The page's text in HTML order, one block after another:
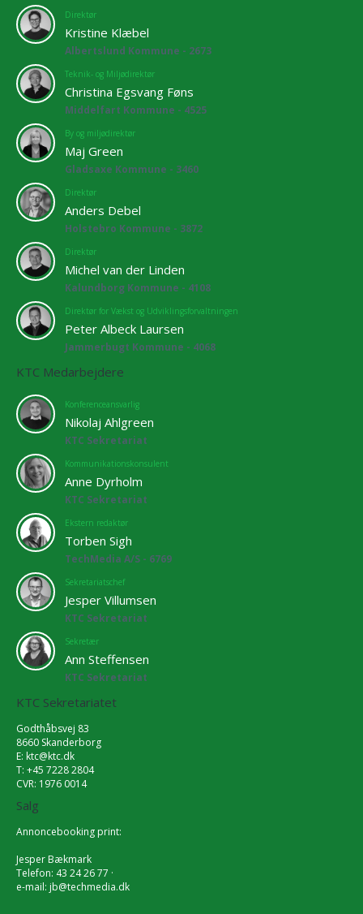
Direktør
Kristine Klæbel
Albertslund Kommune - 2673
Teknik- og Miljødirektør
Christina Egsvang Føns
Middelfart Kommune - 4525
By og miljødirektør
Maj Green
Gladsaxe Kommune - 3460
Direktør
Anders Debel
Holstebro Kommune - 3872
Direktør
Michel van der Linden
Kalundborg Kommune - 4108
Direktør for Vækst og Udviklingsforvaltningen
Peter Albeck Laursen
Jammerbugt Kommune - 4068
KTC Medarbejdere
Konferenceansvarlig
Nikolaj Ahlgreen
KTC Sekretariat
Kommunikationskonsulent
Anne Dyrholm
KTC Sekretariat
Ekstern redaktør
Torben Sigh
TechMedia A/S - 6769
Sekretariatschef
Jesper Villumsen
KTC Sekretariat
Sekretær
Ann Steffensen
KTC Sekretariat
KTC Sekretariatet
Godthåbsvej 83
8660 Skanderborg
E: ktc@ktc.dk
T: +45 7228 2804
CVR: 1976 0014
Salg
Annoncebooking print:
Jesper Bækmark
Telefon: 43 24 26 77 ·
e-mail: jb@techmedia.dk